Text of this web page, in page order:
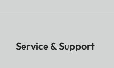
Service & Support